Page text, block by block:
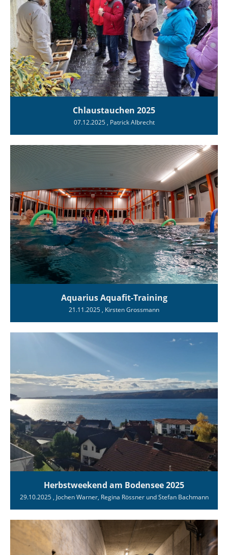
Chlaustauchen 2025
07.12.2025, Patrick Albrecht
Aquarius Aquafit-Training
21.11.2025 , Kirsten Grossmann
Herbstweekend am Bodensee 2025
29.10.2025, Jochen Warner, Regina Rössner und Stefan Bachmann